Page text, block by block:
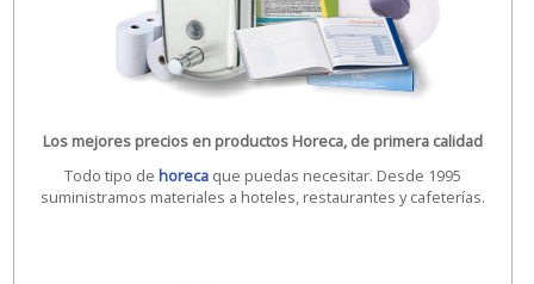
Los mejores precios en productos Horeca, de primera calidad
Todo tipo dehoreca que puedas necesitar. Desde 1995
suministramos materiales a hoteles, restaurantes y cafeterías.